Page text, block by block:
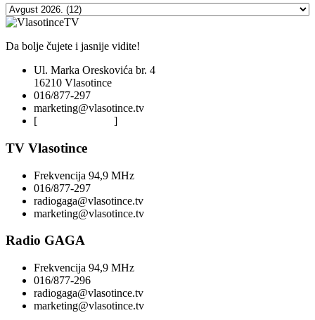
Da bolje čujete i jasnije vidite!
Ul. Marka Oreskovića br. 4
16210 Vlasotince
016/877-297
marketing@vlasotince.tv
[
]
TV Vlasotince
Frekvencija 94,9 MHz
016/877-297
radiogaga@vlasotince.tv
marketing@vlasotince.tv
Radio GAGA
Frekvencija 94,9 MHz
016/877-296
radiogaga@vlasotince.tv
marketing@vlasotince.tv